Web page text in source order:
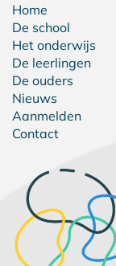
Home
De school
Het onderwijs
De leerlingen
De ouders
Nieuws
Aanmelden
Contact